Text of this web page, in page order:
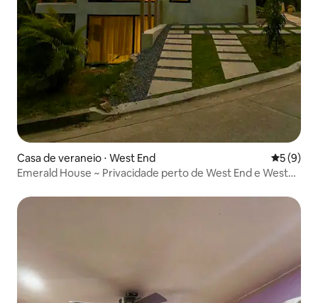
Casa de veraneio ⋅ West End 5 de
5 (9)
Emerald House ~ Privacidade perto de West End e West